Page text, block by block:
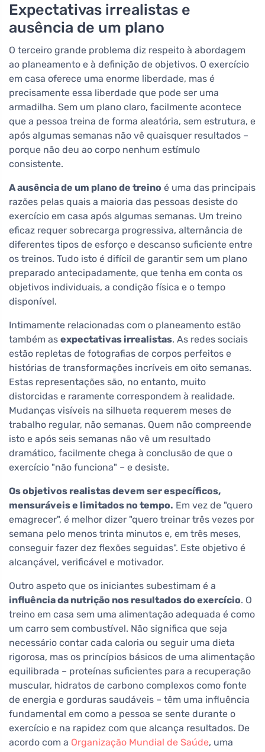
Expectativas irrealistas e
ausência de um plano
O terceiro grande problema diz respeito à abordagem
ao planeamento e à definição de objetivos. O exercício
em casa oferece uma enorme liberdade, mas é
precisamente essa liberdade que pode ser uma
armadilha. Sem um plano claro, facilmente acontece
que a pessoa treina de forma aleatória, sem estrutura, e
após algumas semanas não vê quaisquer resultados –
porque não deu ao corpo nenhum estímulo
consistente.
A ausência de um plano de treino é uma das principais
razões pelas quais a maioria das pessoas desiste do
exercício em casa após algumas semanas. Um treino
eficaz requer sobrecarga progressiva, alternância de
diferentes tipos de esforço e descanso suficiente entre
os treinos. Tudo isto é difícil de garantir sem um plano
preparado antecipadamente, que tenha em conta os
objetivos individuais, a condição física e o tempo
disponível.
Intimamente relacionadas com o planeamento estão
também as expectativas irrealistas. As redes sociais
estão repletas de fotografias de corpos perfeitos e
histórias de transformações incríveis em oito semanas.
Estas representações são, no entanto, muito
distorcidas e raramente correspondem à realidade.
Mudanças visíveis na silhueta requerem meses de
trabalho regular, não semanas. Quem não compreende
isto e após seis semanas não vê um resultado
dramático, facilmente chega à conclusão de que o
exercício "não funciona" – e desiste.
Os objetivos realistas devem ser específicos,
mensuráveis e limitados no tempo. Em vez de "quero
emagrecer", é melhor dizer "quero treinar três vezes por
semana pelo menos trinta minutos e, em três meses,
conseguir fazer dez flexões seguidas". Este objetivo é
alcançável, verificável e motivador.
Outro aspeto que os iniciantes subestimam é a
influência da nutrição nos resultados do exercício. O
treino em casa sem uma alimentação adequada é como
um carro sem combustível. Não significa que seja
necessário contar cada caloria ou seguir uma dieta
rigorosa, mas os princípios básicos de uma alimentação
equilibrada – proteínas suficientes para a recuperação
muscular, hidratos de carbono complexos como fonte
de energia e gorduras saudáveis – têm uma influência
fundamental em como a pessoa se sente durante o
exercício e na rapidez com que alcança resultados. De
acordo com a Organização Mundial de Saúde, uma